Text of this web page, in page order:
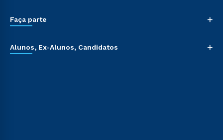
Faça parte +
Alunos, Ex-Alunos, Candidatos +